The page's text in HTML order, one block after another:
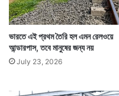
ভারতে এই প্রথম তৈরি হল এমন রেলওয়ে
আন্ডারপাস, তবে মানুষের জন্য নয়
July 23, 2026